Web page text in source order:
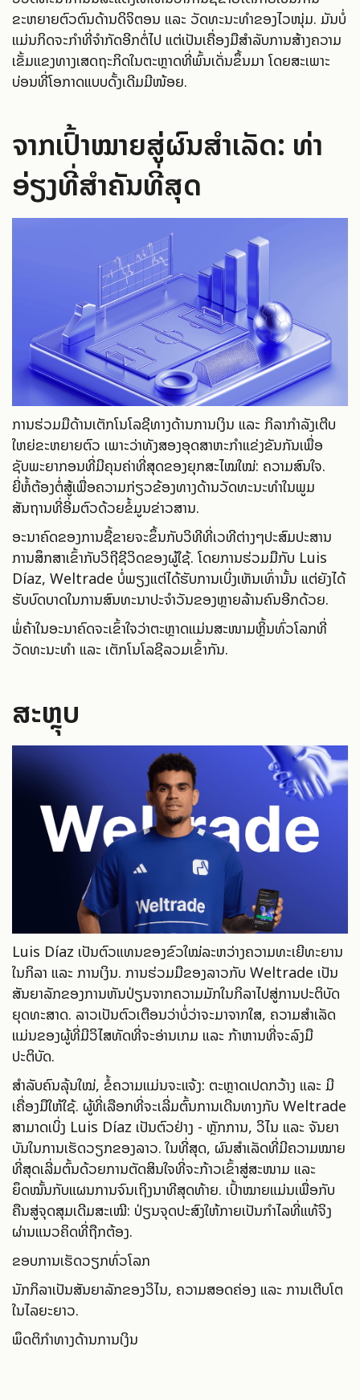
ຂະຫຍາຍຕົວຕົນດ້ານດິຈິຕອນ ແລະ ວັດທະນະທຳຂອງໄວໜຸ່ມ. ມັນບໍ່
ແມ່ນກິດຈະກຳທີ່ຈຳກັດອີກຕໍ່ໄປ ແຕ່ເປັນເຄື່ອງມືສຳລັບການສ້າງຄວາມ
ເຂັ້ມແຂງທາງເສດຖະກິດໃນຕະຫຼາດທີ່ພົ້ນເດັ່ນຂຶ້ນມາ ໂດຍສະເພາະ
ບ່ອນທີ່ໂອກາດແບບດັ້ງເດີມມີໜ້ອຍ.
ຈາກເປົ້າໝາຍສູ່ຜົນສຳເລັດ: ທ່າ
ອ່ຽງທີ່ສຳຄັນທີ່ສຸດ
ການຮ່ວມມືດ້ານເຕັກໂນໂລຊີທາງດ້ານການເງິນ ແລະ ກິລາກຳລັງເຕີບ
ໃຫຍ່ຂະຫຍາຍຕົວ ເພາະວ່າທັງສອງອຸດສາຫະກຳແຂ່ງຂັນກັນເພື່ອ
ຊັບພະຍາກອນທີ່ມີຄຸນຄ່າທີ່ສຸດຂອງຍຸກສະໄໝໃໝ່: ຄວາມສົນໃຈ.
ຍີ່ຫໍ້ຕ້ອງຕໍ່ສູ້ເພື່ອຄວາມກ່ຽວຂ້ອງທາງດ້ານວັດທະນະທຳໃນພູມ
ສັນຖານທີ່ອີ່ມຕົວດ້ວຍຂໍ້ມູນຂ່າວສານ.
ອະນາຄົດຂອງການຊື້ຂາຍຈະຂຶ້ນກັບວິທີທີ່ເວທີຕ່າງໆປະສົມປະສານ
ການສຶກສາເຂົ້າກັບວິຖີຊີວິດຂອງຜູ້ໃຊ້. ໂດຍການຮ່ວມມືກັບ Luis
Díaz, Weltrade ບໍ່ພຽງແຕ່ໄດ້ຮັບການເບິ່ງເຫັນເທົ່ານັ້ນ ແຕ່ຍັງໄດ້
ຮັບບົດບາດໃນການສົນທະນາປະຈຳວັນຂອງຫຼາຍລ້ານຄົນອີກດ້ວຍ.
ພໍ່ຄ້າໃນອະນາຄົດຈະເຂົ້າໃຈວ່າຕະຫຼາດແມ່ນສະໜາມຫຼິ້ນທົ່ວໂລກທີ່
ວັດທະນະທຳ ແລະ ເຕັກໂນໂລຊີລວມເຂົ້າກັນ.
ສະຫຼຸບ
Luis Díaz ເປັນຕົວແທນຂອງຂົວໃໝ່ລະຫວ່າງຄວາມທະເຍີທະຍານ
ໃນກິລາ ແລະ ການເງິນ. ການຮ່ວມມືຂອງລາວກັບ Weltrade ເປັນ
ສັນຍາລັກຂອງການຫັນປ່ຽນຈາກຄວາມມັກໃນກິລາໄປສູ່ການປະຕິບັດ
ຍຸດທະສາດ. ລາວເປັນຕົວເຕືອນວ່າບໍ່ວ່າຈະມາຈາກໃສ, ຄວາມສຳເລັດ
ແມ່ນຂອງຜູ້ທີ່ມີວິໄສທັດທີ່ຈະອ່ານເກມ ແລະ ກ້າຫານທີ່ຈະລົງມື
ປະຕິບັດ.
ສຳລັບຄົນລຸ້ນໃໝ່, ຂໍ້ຄວາມແມ່ນຈະແຈ້ງ: ຕະຫຼາດເປີດກວ້າງ ແລະ ມີ
ເຄື່ອງມືໃຫ້ໃຊ້. ຜູ້ທີ່ເລືອກທີ່ຈະເລີ່ມຕົ້ນການເດີນທາງກັບ Weltrade
ສາມາດເບິ່ງ Luis Díaz ເປັນຕົວຢ່າງ - ຫຼັກການ, ວິໄນ ແລະ ຈັນຍາ
ບັນໃນການເຮັດວຽກຂອງລາວ. ໃນທີ່ສຸດ, ຜົນສຳເລັດທີ່ມີຄວາມໝາຍ
ທີ່ສຸດເລີ່ມຕົ້ນດ້ວຍການຕັດສິນໃຈທີ່ຈະກ້າວເຂົ້າສູ່ສະໜາມ ແລະ
ຍຶດໝັ້ນກັບແຜນການຈົນເຖິງນາທີສຸດທ້າຍ. ເປົ້າໝາຍແມ່ນເພື່ອກັບ
ຄືນສູ່ຈຸດສຸມເດີມສະເໝີ: ປ່ຽນຈຸດປະສົງໃຫ້ກາຍເປັນກຳໄລທີ່ແທ້ຈິງ
ຜ່ານແນວຄິດທີ່ຖືກຕ້ອງ.
ຂອບການເຮັດວຽກທົ່ວໂລກ
ນັກກິລາເປັນສັນຍາລັກຂອງວິໄນ, ຄວາມສອດຄ່ອງ ແລະ ການເຕີບໂຕ
ໃນໄລຍະຍາວ.
ພຶດຕິກຳທາງດ້ານການເງິນ